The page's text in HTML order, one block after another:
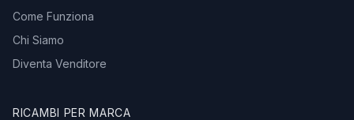
Come Funziona
Chi Siamo
Diventa Venditore
RICAMBI PER MARCA